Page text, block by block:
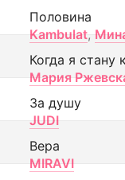
Половина
Kambulat,
Когда я стану
Мария
За душу
JUDI
Вера
MIRAVI